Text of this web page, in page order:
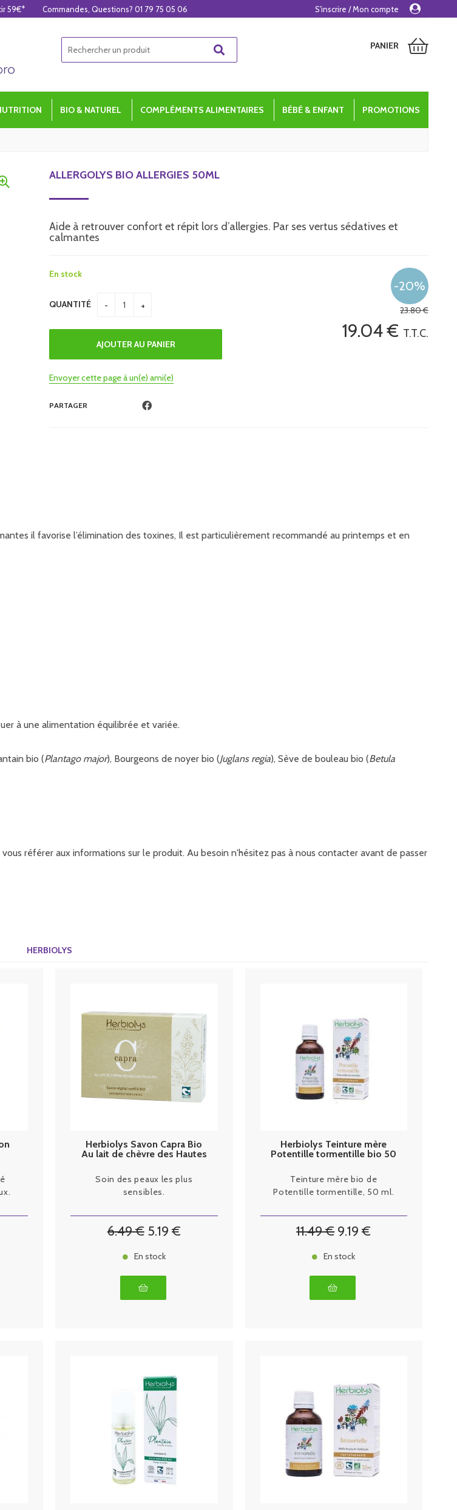
PANIER
BIO & NATUREL COMPLÉMENTS ALIMENTAIRES BÉBÉ & ENFANT PROMOTIONS
ALLERGOLYS BIO ALLERGIES 50ML
Aide à retrouver confort et répit lors d’allergies. Par ses vertus sédatives et
calmantes
23.80€
19.04€ T.T.C.
En stock
QUANTITÉ
Envoyer cette page à un(e) ami(e)
PARTAGER
il favorise l’élimination des toxines, Il est particulièrement recommandé au printemps et en
à une alimentation équilibrée et variée.
bio (Plantago major), Bourgeons de noyer bio (Juglans regia), Sève de bouleau bio (Betula
référer aux informations sur le produit. Au besoin n'hésitez pas à nous contacter avant de passer
HERBIOLYS
Herbiolys Savon Capra Bio
Au lait de chèvre des Hautes
Soin des peaux les plus
sensibles.
6.49€ 5.19 €
En stock
Herbiolys Teinture mère
Potentille tormentille bio 50
Teinture mère bio de
Potentille tormentille, 50 ml.
11.49€ 9.19 €
En stock
59€* Commandes, Questions? 01 79 75 05 06 S'inscrire / Mon compte